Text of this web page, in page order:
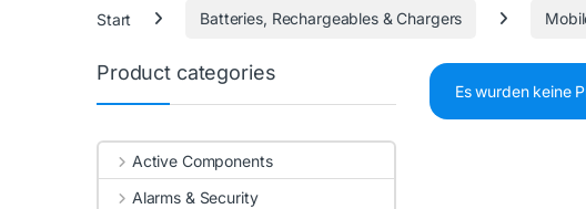
Start Batteries, Rechargeables & Chargers
Es wurden keine
Product categories
Active Components
Alarms & Security